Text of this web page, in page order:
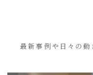
最新事例や日々の